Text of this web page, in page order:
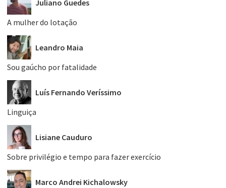
Juliano Guedes
A mulher do lotação
Leandro Maia
Sou gaúcho por fatalidade
Luís Fernando Veríssimo
Linguiça
Lisiane Cauduro
Sobre privilégio e tempo para fazer exercício
Marco Andrei Kichalowsky